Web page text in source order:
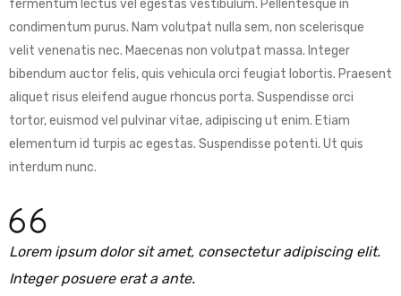
fermentum lectus vel egestas vestibulum. Pellentesque in
condimentum purus. Nam volutpat nulla sem, non scelerisque
velit venenatis nec. Maecenas non volutpat massa. Integer
bibendum auctor felis, quis vehicula orci feugiat lobortis. Praesent
aliquet risus eleifend augue rhoncus porta. Suspendisse orci
tortor, euismod vel pulvinar vitae, adipiscing ut enim. Etiam
elementum id turpis ac egestas. Suspendisse potenti. Ut quis
interdum nunc.
Lorem ipsum dolor sit amet, consectetur adipiscing elit.
Integer posuere erat a ante.